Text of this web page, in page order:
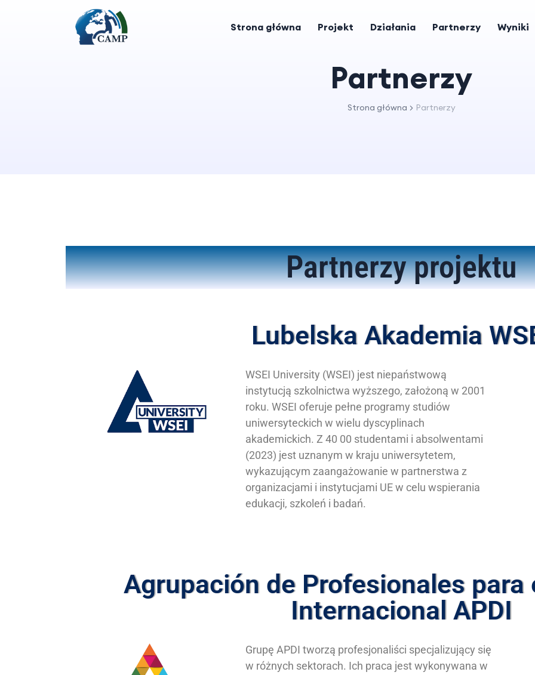
Strona główna Projekt Działania Partnerzy Wyniki
Partnerzy
Strona główna Partnerzy
Partnerzy projektu
Lubelska Akademia
WSEI University (WSEI) jest niepaństwową
instytucją szkolnictwa wyższego, założoną w 2001
roku. WSEI oferuje pełne programy studiów
uniwersyteckich w wielu dyscyplinach
akademickich. Z 40 00 studentami i absolwentami
(2023) jest uznanym w kraju uniwersytetem,
wykazującym zaangażowanie w partnerstwa z
organizacjami i instytucjami UE w celu wspierania
edukacji, szkoleń i badań.
Agrupación de Profesionales para
Internacional APDI
Grupę APDI tworzą profesjonaliści specjalizujący się
w różnych sektorach. Ich praca jest wykonywana w